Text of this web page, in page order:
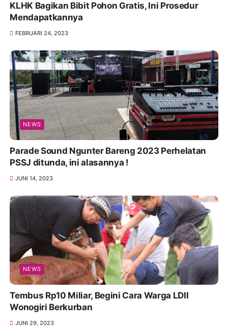
KLHK Bagikan Bibit Pohon Gratis, Ini Prosedur
Mendapatkannya
FEBRUARI 24, 2023
NEWS
Parade Sound Ngunter Bareng 2023 Perhelatan
PSSJ ditunda, ini alasannya !
JUNI 14, 2023
NEWS
Tembus Rp10 Miliar, Begini Cara Warga LDII
Wonogiri Berkurban
JUNI 29, 2023